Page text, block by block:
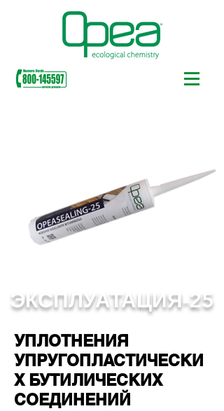
ЭКСПЛУАТАЦИЯ-25
УПЛОТНЕНИЯ
УПРУГОПЛАСТИЧЕСКИ
Х БУТИЛИЧЕСКИХ
СОЕДИНЕНИЙ